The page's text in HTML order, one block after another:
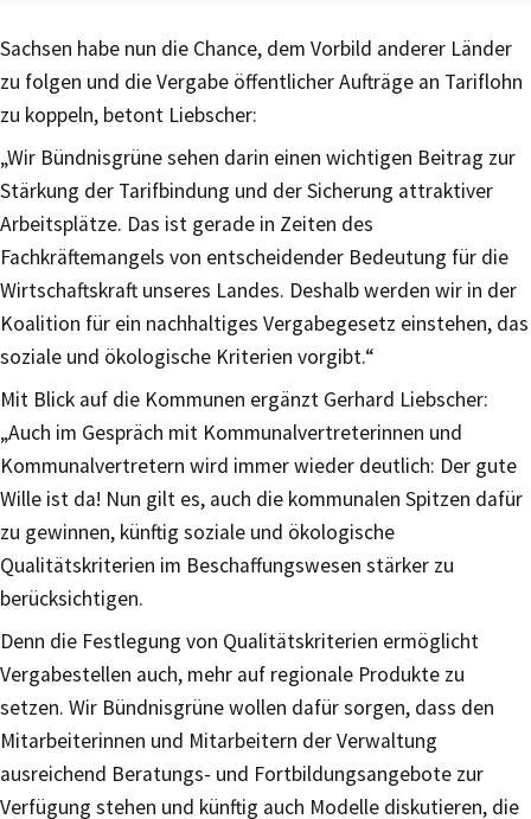
Sachsen habe nun die Chance, dem Vorbild anderer Länder
zu folgen und die Vergabe öffentlicher Aufträge an Tariflohn
zu koppeln, betont Liebscher:
„Wir Bündnisgrüne sehen darin einen wichtigen Beitrag zur
Stärkung der Tarifbindung und der Sicherung attraktiver
Arbeitsplätze. Das ist gerade in Zeiten des
Fachkräftemangels von entscheidender Bedeutung für die
Wirtschaftskraft unseres Landes. Deshalb werden wir in der
Koalition für ein nachhaltiges Vergabegesetz einstehen, das
soziale und ökologische Kriterien vorgibt.“
Mit Blick auf die Kommunen ergänzt Gerhard Liebscher:
„Auch im Gespräch mit Kommunalvertreterinnen und
Kommunalvertretern wird immer wieder deutlich: Der gute
Wille ist da! Nun gilt es, auch die kommunalen Spitzen dafür
zu gewinnen, künftig soziale und ökologische
Qualitätskriterien im Beschaffungswesen stärker zu
berücksichtigen.
Denn die Festlegung von Qualitätskriterien ermöglicht
Vergabestellen auch, mehr auf regionale Produkte zu
setzen. Wir Bündnisgrüne wollen dafür sorgen, dass den
Mitarbeiterinnen und Mitarbeitern der Verwaltung
ausreichend Beratungs- und Fortbildungsangebote zur
Verfügung stehen und künftig auch Modelle diskutieren, die